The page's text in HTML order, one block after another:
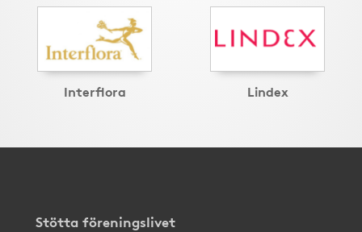
Interflora Lindex
Stötta föreningslivet